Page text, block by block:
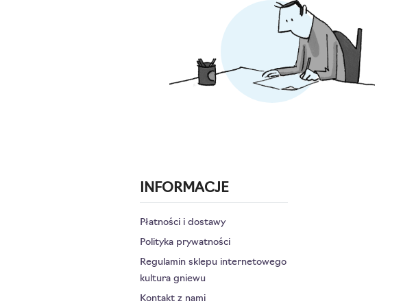
INFORMACJE
Płatności i dostawy
Polityka prywatności
Regulamin sklepu internetowego
kultura gniewu
Kontakt z nami